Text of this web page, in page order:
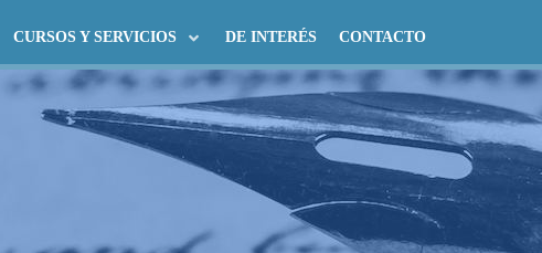
CURSOS Y SERVICIOS DE INTERÉS CONTACTO